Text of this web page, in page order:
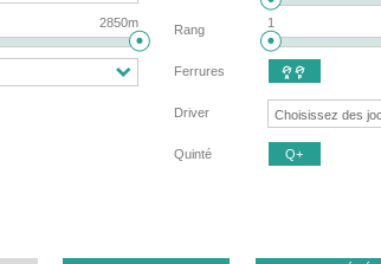
2850m Rang 1
Ferrures 
Driver
Quinté Q+